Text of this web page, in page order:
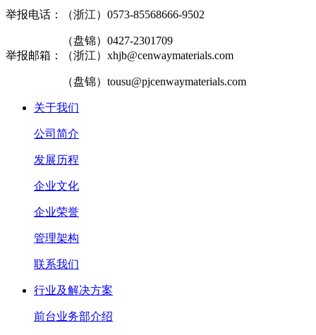
举报电话：（浙江）0573-85568666-9502
（盘锦）0427-2301709
举报邮箱：（浙江）xhjb@cenwaymaterials.com
（盘锦）tousu@pjcenwaymaterials.com
关于我们
公司简介
发展历程
企业文化
企业荣誉
管理架构
联系我们
行业及解决方案
前台业务部介绍